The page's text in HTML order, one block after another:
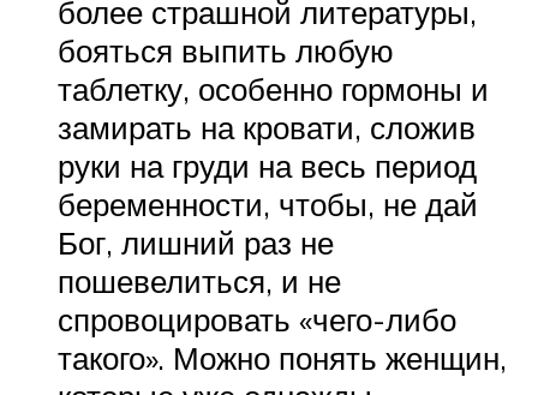
более страшной литературы,
бояться выпить любую
таблетку, особенно гормоны и
замирать на кровати, сложив
руки на груди на весь период
беременности, чтобы, не дай
Бог, лишний раз не
пошевелиться, и не
спровоцировать «чего-либо
такого». Можно понять женщин,